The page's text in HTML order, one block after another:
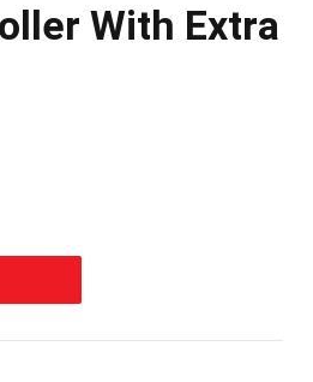
With Extra